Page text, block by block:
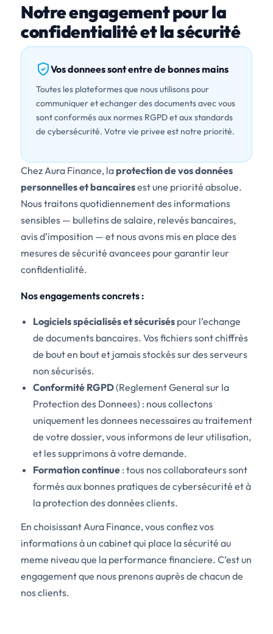
Notre engagement pour la
confidentialité et la sécurité
Vos donnees sont entre de bonnes mains
Toutes les plateformes que nous utilisons pour
communiquer et echanger des documents avec vous
sont conformés aux normes RGPD et aux standards
de cybersécurité. Votre vie privee est notre priorité.
Chez Aura Finance, laprotection de vos données
personnelles et bancairesest une priorité absolue.
Nous traitons quotidiennement des informations
sensibles — bulletins de salaire, relevés bancaires,
avis d’imposition — et nous avons mis en place des
mesures de sécurité avancees pour garantir leur
confidentialité.
Nos engagements concrets :
Logiciels spécialisés et sécurisés pour l’echange
de documents bancaires. Vos fichiers sont chiffrés
de bout en bout et jamais stockés sur des serveurs
non sécurisés.
Conformité RGPD(Reglement General sur la
Protection des Donnees) : nous collectons
uniquement les donnees necessaires au traitement
de votre dossier, vous informons de leur utilisation,
et les supprimons à votre demande.
Formation continue : tous nos collaborateurs sont
formés aux bonnes pratiques de cybersécurité et à
la protection des données clients.
En choisissant Aura Finance, vous confiez vos
informations à un cabinet qui place la sécurité au
meme niveau que la performance financiere. C’est un
engagement que nous prenons auprès de chacun de
nos clients.